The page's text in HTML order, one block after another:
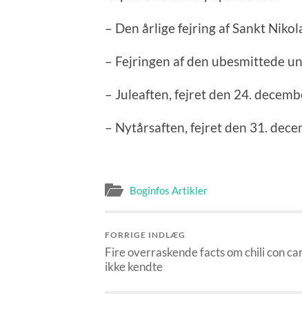
– Den årlige fejring af Sankt
– Fejringen af den ubesmittede
– Juleaften, fejret den 24.
– Nytårsaften, fejret den 31.
Boginfos Artikler
FORRIGE INDLÆG
Fire overraskende facts om chili con
ikke kendte